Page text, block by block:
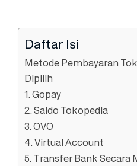
Daftar Isi
Metode Pembayaran
Dipilih
1. Gopay
2. Saldo Tokopedia
3. OVO
4. Virtual Account
5. Transfer Bank Secara